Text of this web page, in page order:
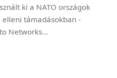
ki a NATO országok
támadásokban -
Networks...